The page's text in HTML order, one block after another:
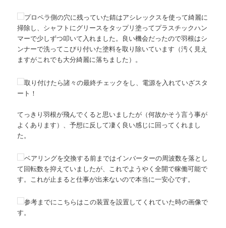
プロペラ側の穴に残っていた錆はアシレックスを使って綺麗に
掃除し、シャフトにグリースをタップリ塗ってプラスチックハン
マーで少しずつ叩いて入れました。良い機会だったので羽根はシ
ンナーで洗ってこびり付いた塗料を取り除いています（汚く見え
ますがこれでも大分綺麗に落ちました）。
取り付けたら諸々の最終チェックをし、電源を入れていざスタ
ート！
てっきり羽根が飛んでくると思いましたが（何故かそう言う事が
よくあります）、予想に反して凄く良い感じに回ってくれまし
た。
ベアリングを交換する前まではインバーターの周波数を落とし
て回転数を抑えていましたが、これでようやく全開で稼働可能で
す。これが止まると仕事が出来ないので本当に一安心です。
参考までにこちらはこの装置を設置してくれていた時の画像で
す。